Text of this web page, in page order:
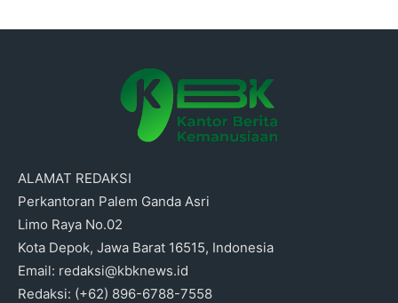
ALAMAT REDAKSI
Perkantoran Palem Ganda Asri
Limo Raya No.02
Kota Depok, Jawa Barat 16515, Indonesia
Email: redaksi@kbknews.id
Redaksi: (+62) 896-6788-7558